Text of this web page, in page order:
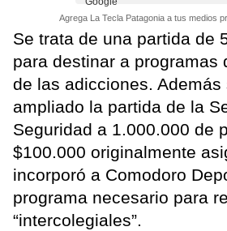
Agrega La Tecla Patagonia a tus medios
Se trata de una partida de
para destinar a programas
de las adicciones. Además
ampliado la partida de la
Seguridad a 1.000.000 de
$100.000 originalmente
incorporó a Comodoro
programa necesario para
“intercolegiales”.